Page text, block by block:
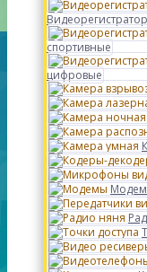
спортивные
цифровые